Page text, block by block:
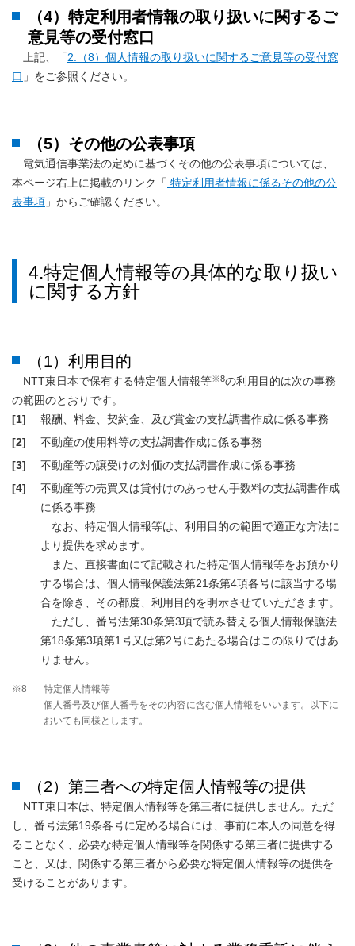
（4）特定利用者情報の取り扱いに関するご
意見等の受付窓口
上記、「2.（8）個人情報の取り扱いに関するご意見等の受付窓
口 」をご参照ください。
（5）その他の公表事項
電気通信事業法の定めに基づくその他の公表事項については、
本ページ右上に掲載のリンク「 特定利用者情報に係るその他の公
表事項 」からご確認ください。
4.特定個人情報等の具体的な取り扱い
に関する方針
（1）利用目的
NTT東日本で保有する特定個人情報等※8の利用目的は次の事務
の範囲のとおりです。
[1]
報酬、料金、契約金、及び賞金の支払調書作成に係る事務
[2]
不動産の使用料等の支払調書作成に係る事務
[3]
不動産等の譲受けの対価の支払調書作成に係る事務
[4]
不動産等の売買又は貸付けのあっせん手数料の支払調書作成
に係る事務
なお、特定個人情報等は、利用目的の範囲で適正な方法に
より提供を求めます。
また、直接書面にて記載された特定個人情報等をお預かり
する場合は、個人情報保護法第21条第4項各号に該当する場
合を除き、その都度、利用目的を明示させていただきます。
ただし、番号法第30条第3項で読み替える個人情報保護法
第18条第3項第1号又は第2号にあたる場合はこの限りではあ
りません。
※8
特定個人情報等
個人番号及び個人番号をその内容に含む個人情報をいいます。以下に
おいても同様とします。
（2）第三者への特定個人情報等の提供
NTT東日本は、特定個人情報等を第三者に提供しません。ただ
し、番号法第19条各号に定める場合には、事前に本人の同意を得
ることなく、必要な特定個人情報等を関係する第三者に提供する
こと、又は、関係する第三者から必要な特定個人情報等の提供を
受けることがあります。